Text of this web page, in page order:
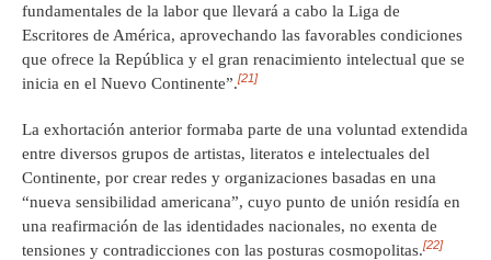
fundamentales de la labor que llevará a cabo la Liga de
Escritores de América, aprovechando las favorables condiciones
que ofrece la República y el gran renacimiento intelectual que se
inicia en el Nuevo Continente”.[21]
La exhortación anterior formaba parte de una voluntad extendida
entre diversos grupos de artistas, literatos e intelectuales del
Continente, por crear redes y organizaciones basadas en una
“nueva sensibilidad americana”, cuyo punto de unión residía en
una reafirmación de las identidades nacionales, no exenta de
tensiones y contradicciones con las posturas cosmopolitas.[22]